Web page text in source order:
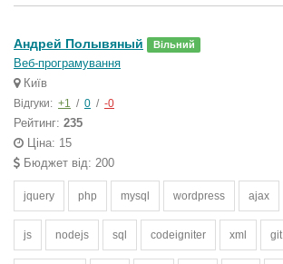
Андрей Полывяный Вільний
Веб-програмування
Київ
Відгуки: +1 / 0 / -0
Рейтинг: 235
Ціна: 15
Бюджет від: 200
jquery php mysql wordpress ajax
js nodejs sql codeigniter xml git